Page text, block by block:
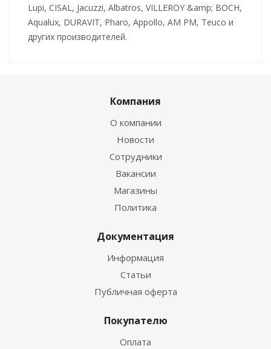
Lupi, CISAL, Jacuzzi, Albatros, VILLEROY &amp; BOCH,
Aqualux, DURAVIT, Pharo, Appollo, AM PM, Teuco и
других производителей.
Компания
О компании
Новости
Сотрудники
Вакансии
Магазины
Политика
Документация
Информация
Статьи
Публичная оферта
Покупателю
Оплата